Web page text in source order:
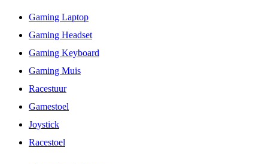
Gaming Laptop
Gaming Headset
Gaming Keyboard
Gaming Muis
Racestuur
Gamestoel
Joystick
Racestoel